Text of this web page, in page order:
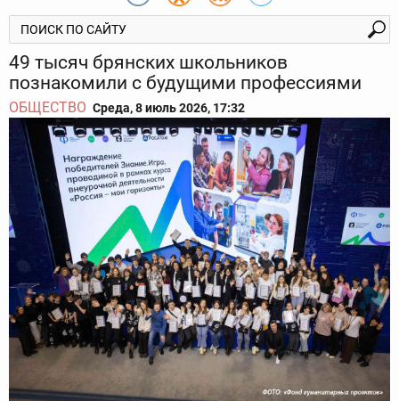
49 тысяч брянских школьников
познакомили с будущими профессиями
ОБЩЕСТВО Среда, 8 июль 2026, 17:32